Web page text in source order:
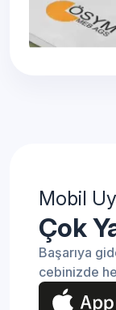
Mobil
Çok
Başarıya
cebinizde